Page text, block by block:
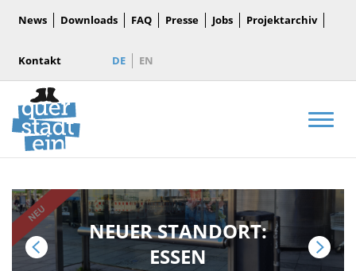
News Downloads FAQ Presse Jobs Projektarchiv
Kontakt DE EN
NEUER STANDORT:
ESSEN
Zurück Vor